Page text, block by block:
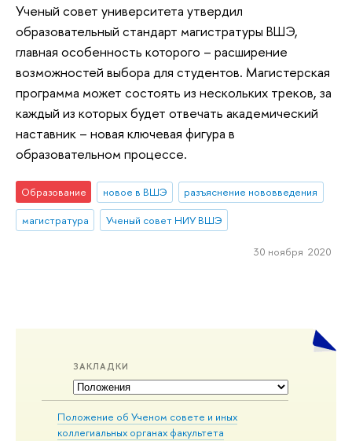
ЗАКЛАДКИ
Положение об Ученом совете и иных
коллегиальных органах факультета
Ученый совет университета утвердил
образовательный стандарт магистратуры ВШЭ,
главная особенность которого – расширение
возможностей выбора для студентов. Магистерская
программа может состоять из нескольких треков, за
каждый из которых будет отвечать академический
наставник – новая ключевая фигура в
образовательном процессе.
Образование новое в ВШЭ
разъяснение нововведения
магистратура
Ученый совет НИУ ВШЭ
30 ноября 2020